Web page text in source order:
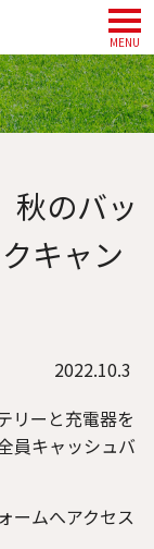
MENU
のバッ
キャン
2022.10.3
リーと充電器を
員キャッシュバ
ームへアクセス